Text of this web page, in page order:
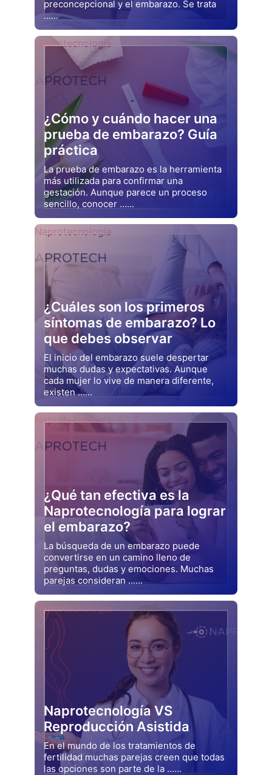
preconcepcional y el embarazo. Se trata
......
Drjluquerna
¿Cómo y cuándo hacer una
prueba de embarazo? Guía
práctica
La prueba de embarazo es la herramienta
más utilizada para confirmar una
gestación. Aunque parece un proceso
sencillo, conocer ......
Drjluquerna
Naprotecnología
¿Cuáles son los primeros
síntomas de embarazo? Lo
que debes observar
El inicio del embarazo suele despertar
muchas dudas y expectativas. Aunque
cada mujer lo vive de manera diferente,
existen ......
Drjluquerna
Naprotecnología
¿Qué tan efectiva es la
Naprotecnología para lograr
el embarazo?
La búsqueda de un embarazo puede
convertirse en un camino lleno de
preguntas, dudas y emociones. Muchas
parejas consideran ......
Drjluquerna
Naprotecnología
Naprotecnología VS
Reproducción Asistida
En el mundo de los tratamientos de
fertilidad muchas parejas creen que todas
las opciones son parte de la ......
Naprotecnología